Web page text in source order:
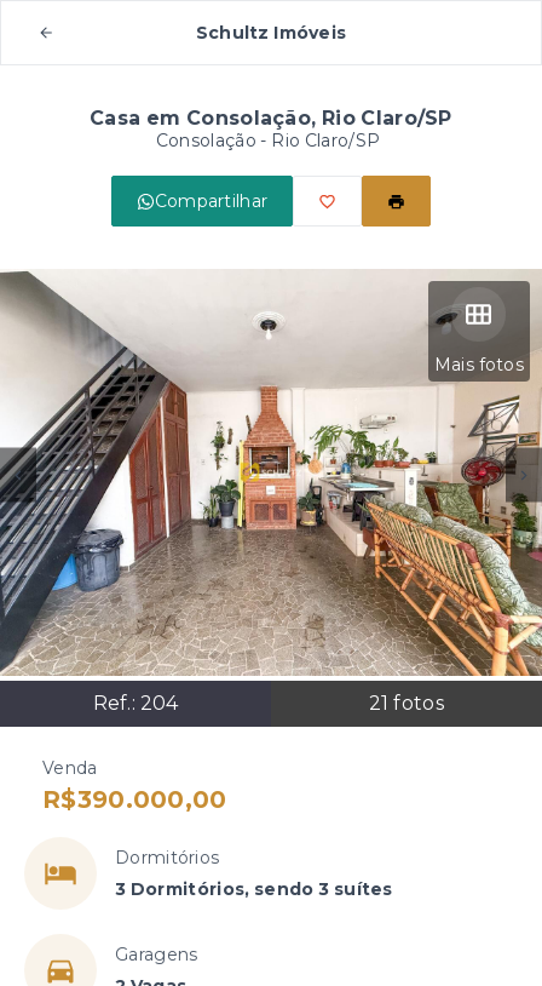
Schultz Imóveis
Casa em Consolação, Rio Claro/SP
Consolação - Rio Claro/SP
Compartilhar
Mais fotos
Ref.: 204 21 fotos
Venda
R$390.000,00
Dormitórios
3 Dormitórios, sendo 3 suítes
Garagens